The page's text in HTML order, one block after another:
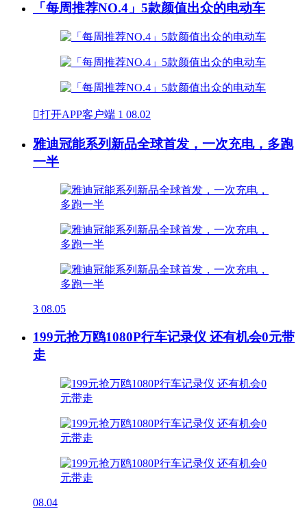
「每周推荐NO.4」5款颜值出众的电动车
打开APP客户端 1 08.02
雅迪冠能系列新品全球首发，一次充电，多跑
一半
3 08.05
199元抢万鸥1080P行车记录仪 还有机会0元带
走
08.04